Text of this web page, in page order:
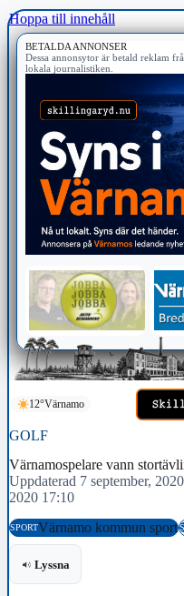
Hoppa till innehåll
BETALDA ANNONSER
Dessa annonsytor är betald reklam
lokala journalistiken.
12°Värnamo
GOLF
Värnamospelare vann
Uppdaterad 7 september,
2020 17:10
SPORTVärnamo kommun sport
Lyssna